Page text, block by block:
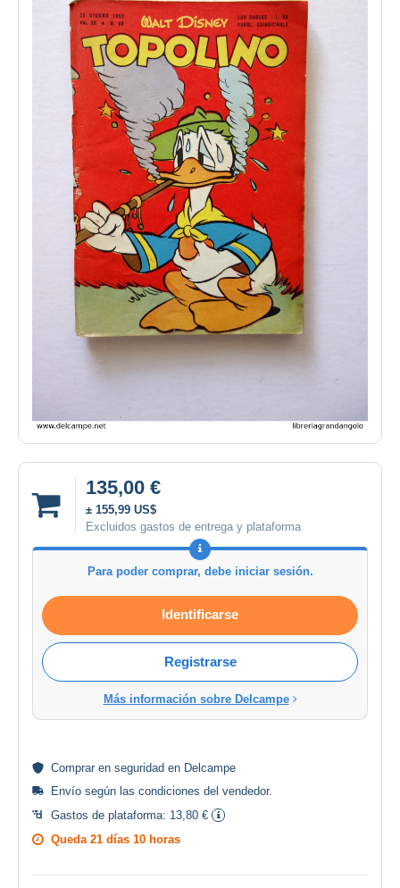
135,00 €
± 155,99 US$
Excluidos gastos de entrega y plataforma
Para poder comprar, debe iniciar sesión.
Identificarse
Registrarse
Más información sobre Delcampe
Comprar en seguridad en Delcampe
Envío según las condiciones del vendedor.
Gastos de plataforma: 13,80 €
Queda 21 días 10 horas